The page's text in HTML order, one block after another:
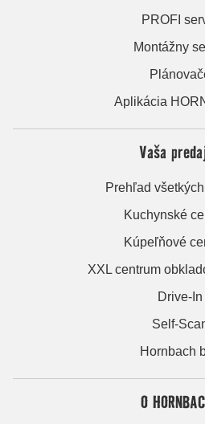
PROFI
Montážny
Aplikácia
Vaša
Prehľad
Kuchynské
Kúpeľňové
XXL centrum
Drive-In
Self-
Hornbach
O